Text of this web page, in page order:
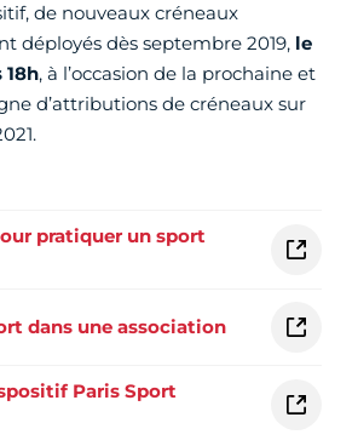
de nouveaux créneaux
déployés dès septembre 2019, le
18h, à l’occasion de la prochaine et
d’attributions de créneaux sur
pratiquer un sport
dans une association
Paris Sport